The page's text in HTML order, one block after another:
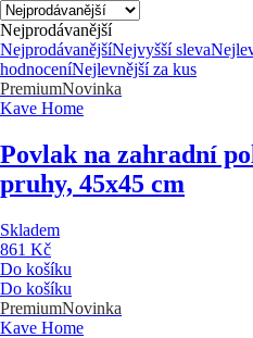
Nejprodávanější
NejprodávanějšíNejvyšší sleva
hodnoceníNejlevnější za kus
PremiumNovinka
Kave Home
Povlak na zahradní
pruhy, 45x45 cm
Skladem
861 Kč
Do košíku
Do košíku
PremiumNovinka
Kave Home